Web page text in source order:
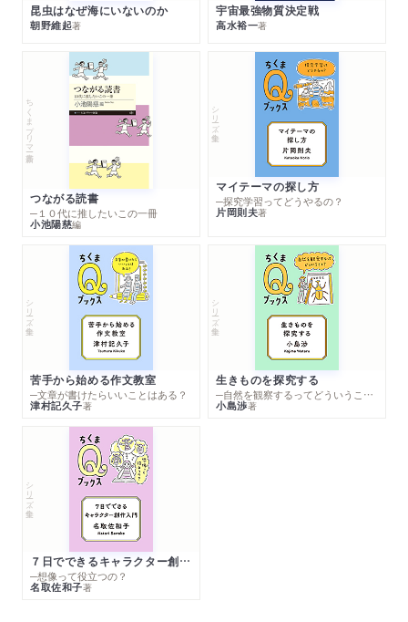
昆虫はなぜ海にいないのか
朝野維起著
宇宙最強物質決定戦
高水裕一著
ちくまプリマー新書
つながる読書
─１０代に推したいこの一冊
小池陽慈編
シリーズ・全集
マイテーマの探し方
─探究学習ってどうやるの？
片岡則夫著
シリーズ・全集
苦手から始める作文教室
─文章が書けたらいいことはある？
津村記久子著
シリーズ・全集
生きものを探究する
─自然を観察するってどういうこと？
小島渉著
シリーズ・全集
７日でできるキャラクター創作入門
─想像って役立つの？
名取佐和子著